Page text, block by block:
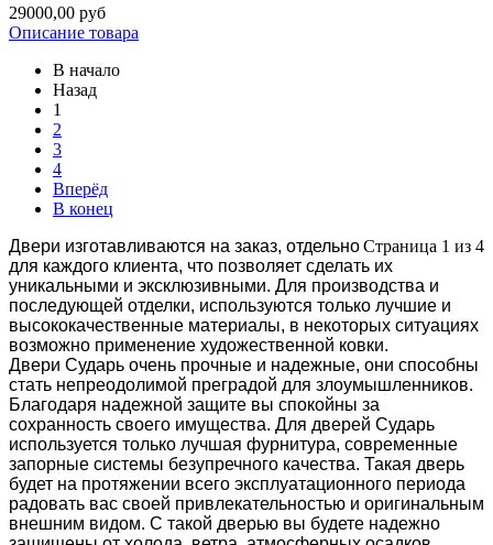
29000,00 руб
Описание товара
В начало
Назад
1
2
3
4
Вперёд
В конец
Страница 1 из 4
Двери изготавливаются на заказ, отдельно
для каждого клиента, что позволяет сделать их
уникальными и эксклюзивными. Для производства и
последующей отделки, используются только лучшие и
высококачественные материалы, в некоторых ситуациях
возможно применение художественной ковки.
Двери Сударь очень прочные и надежные, они способны
стать непреодолимой преградой для злоумышленников.
Благодаря надежной защите вы спокойны за
сохранность своего имущества. Для дверей Сударь
используется только лучшая фурнитура, современные
запорные системы безупречного качества. Такая дверь
будет на протяжении всего эксплуатационного периода
радовать вас своей привлекательностью и оригинальным
внешним видом. С такой дверью вы будете надежно